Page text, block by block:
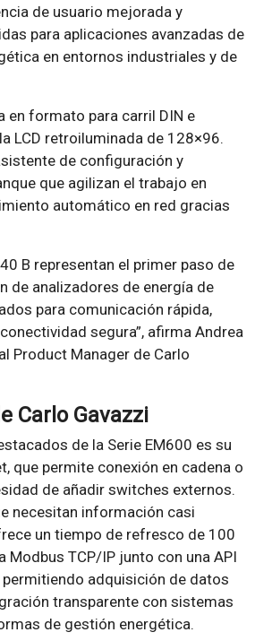
de usuario mejorada y
para aplicaciones avanzadas de
en entornos industriales y de
en formato para carril DIN e
LCD retroiluminada de 128×96.
de configuración y
que agilizan el trabajo en
automático en red gracias
B representan el primer paso de
de analizadores de energía de
para comunicación rápida,
segura”, afirma Andrea
Product Manager de Carlo
Carlo Gavazzi
de la Serie EM600 es su
que permite conexión en cadena o
de añadir switches externos.
necesitan información casi
un tiempo de refresco de 100
Modbus TCP/IP junto con una API
permitiendo adquisición de datos
transparente con sistemas
de gestión energética.